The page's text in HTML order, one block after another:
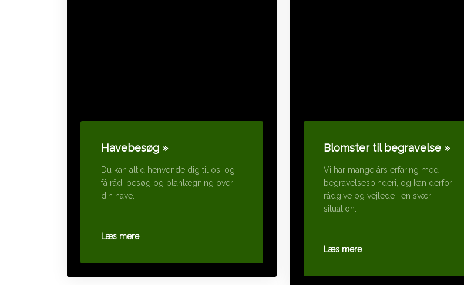
Havebesøg »​
Du kan altid henvende dig til os, og
få råd, besøg og planlægning over
din have.​
​Læs mere
Blomster til begravelse »
Vi har mange års erfaring med
begravelsesbinderi, og kan derfor
rådgive og vejlede i en svær
situation.
​Læs mere